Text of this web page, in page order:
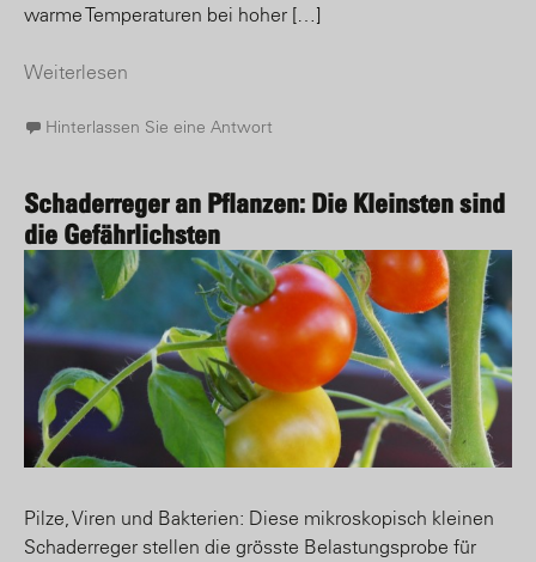
warme Temperaturen bei hoher […]
Weiterlesen
Hinterlassen Sie eine Antwort
Schaderreger an Pflanzen: Die Kleinsten sind
die Gefährlichsten
Pilze, Viren und Bakterien: Diese mikroskopisch kleinen
Schaderreger stellen die grösste Belastungsprobe für